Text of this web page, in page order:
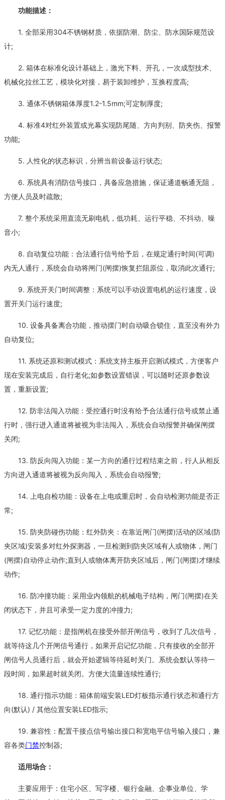
功能描述：
1. 全部采用304不锈钢材质，依据防潮、防尘、防水国际规范设
计;
2. 箱体在标准化设计基础上，激光下料、开孔，一次成型技术、
机械化拉丝工艺，模块化对接，易于装卸维护，互换程度高;
3. 通体不锈钢箱体厚度1.2-1.5mm;可定制厚度;
4. 标准4对红外装置或光幕实现防尾随、方向判别、防夹伤、报警
功能;
5. 人性化的状态标识，分辨当前设备运行状态;
6. 系统具有消防信号接口，具备应急措施，保证通道畅通无阻，
方便人员及时疏散;
7. 整个系统采用直流无刷电机，低功耗、运行平稳、不抖动、噪
音小;
8. 自动复位功能：合法通行信号给予后，在规定通行时间(可调)
内无人通行，系统会自动将闸门(闸摆)恢复拦阻原位，取消此次通行;
9. 系统开关门时间调整：系统可以手动设置电机的运行速度，设
置开关门运行速度;
10. 设备具备离合功能，推动摆门时自动吸合锁住，直至没有外力
自动复位;
11. 系统还原和测试模式：系统支持主板开启测试模式，方便客户
现在安装完成后，自行老化;如参数设置错误，可以随时还原参数设
置，重新设置;
12. 防非法闯入功能：受控通行时没有给予合法通行信号或禁止通
行时，强行进入通道将被视为非法闯入，系统会自动报警并确保闸摆
关闭;
13. 防反向闯入功能：某一方向的通行过程结束之前，行人从相反
方向进入通道将被视为反向闯入，系统会自动报警;
14. 上电自检功能：设备在上电或重启时，会自动检测功能是否正
常;
15. 防夹防碰伤功能：红外防夹：在靠近闸门(闸摆)活动的区域(防
夹区域)安装多对红外探测器，一旦检测到防夹区域有人或物体，闸门
(闸摆)自动停止动作;直到人或物体离开防夹区域后，闸门(闸摆)才继续
动作;
16. 防冲撞功能：采用业内领航的机械电子结构，闸门(闸摆)在关
闭状态下，并且可承受一定力度的冲撞力;
17. 记忆功能：是指闸机在接受外部开闸信号，收到了几次信号，
就等待这几个开闸信号通行，如果开启记忆功能，只有接收的全部开
闸信号人员通行后，就会开始逻辑等待延时关门。系统会默认等待一
段时间，如果超时就关闭。方便大流量连续性通行;
18. 通行指示功能：箱体前端安装LED灯板指示通行状态和通行方
向(默认) / 其他位置安装LED指示;
19. 兼容性：配置干接点信号输出接口和宽电平信号输入接口，兼
容各类门禁控制器;
适用场合：
主要应用于：住宅小区、写字楼、银行金融、企事业单位、学